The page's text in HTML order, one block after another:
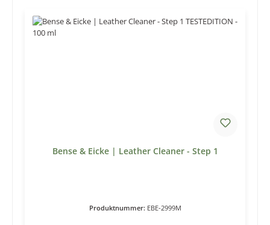
Bense & Eicke | Leather Cleaner - Step 1
Produktnummer: EBE-2999M